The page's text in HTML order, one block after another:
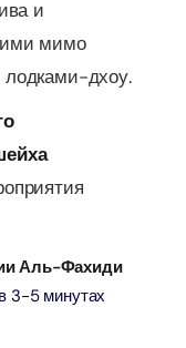
и
мимо
дхоу.
Аль-Фахиди
3-5 минутах